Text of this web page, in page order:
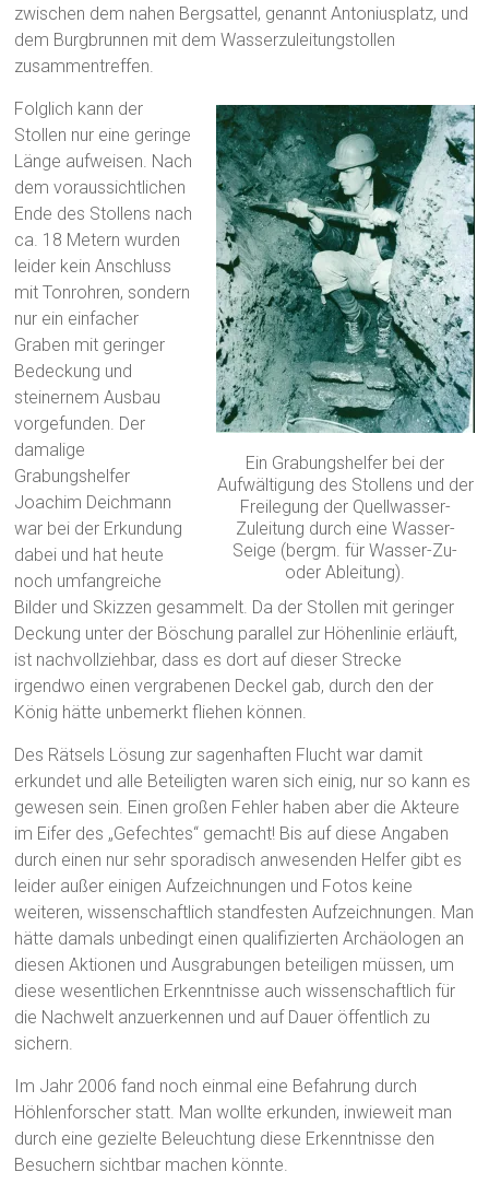
zwischen dem nahen Bergsattel, genannt Antoniusplatz, und
dem Burgbrunnen mit dem Wasserzuleitungstollen
zusammentreffen.
Ein Grabungshelfer bei der
Aufwältigung des Stollens und der
Freilegung der Quellwasser-
Zuleitung durch eine Wasser-
Seige (bergm. für Wasser-Zu-
oder Ableitung).
Folglich kann der
Stollen nur eine geringe
Länge aufweisen. Nach
dem voraussichtlichen
Ende des Stollens nach
ca. 18 Metern wurden
leider kein Anschluss
mit Tonrohren, sondern
nur ein einfacher
Graben mit geringer
Bedeckung und
steinernem Ausbau
vorgefunden. Der
damalige
Grabungshelfer
Joachim Deichmann
war bei der Erkundung
dabei und hat heute
noch umfangreiche
Bilder und Skizzen gesammelt. Da der Stollen mit geringer
Deckung unter der Böschung parallel zur Höhenlinie erläuft,
ist nachvollziehbar, dass es dort auf dieser Strecke
irgendwo einen vergrabenen Deckel gab, durch den der
König hätte unbemerkt fliehen können.
Des Rätsels Lösung zur sagenhaften Flucht war damit
erkundet und alle Beteiligten waren sich einig, nur so kann es
gewesen sein. Einen großen Fehler haben aber die Akteure
im Eifer des „Gefechtes“ gemacht! Bis auf diese Angaben
durch einen nur sehr sporadisch anwesenden Helfer gibt es
leider außer einigen Aufzeichnungen und Fotos keine
weiteren, wissenschaftlich standfesten Aufzeichnungen. Man
hätte damals unbedingt einen qualifizierten Archäologen an
diesen Aktionen und Ausgrabungen beteiligen müssen, um
diese wesentlichen Erkenntnisse auch wissenschaftlich für
die Nachwelt anzuerkennen und auf Dauer öffentlich zu
sichern.
Im Jahr 2006 fand noch einmal eine Befahrung durch
Höhlenforscher statt. Man wollte erkunden, inwieweit man
durch eine gezielte Beleuchtung diese Erkenntnisse den
Besuchern sichtbar machen könnte.